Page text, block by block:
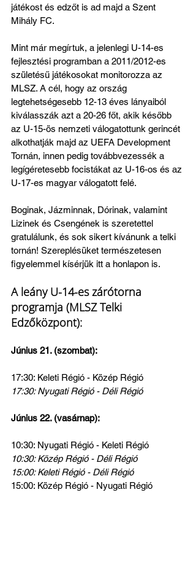
játékost és edzőt is ad majd a Szent
Mihály FC.
Mint már megírtuk, a jelenlegi U-14-es
fejlesztési programban a 2011/2012-es
születésű játékosokat monitorozza az
MLSZ. A cél, hogy az ország
legtehetségesebb 12-13 éves lányaiból
kiválasszák azt a 20-26 főt, akik később
az U-15-ös nemzeti válogatottunk gerincét
alkothatják majd az UEFA Development
Tornán, innen pedig továbbvezessék a
legígéretesebb focistákat az U-16-os és az
U-17-es magyar válogatott felé.
Boginak, Jázminnak, Dórinak, valamint
Lizinek és Csengének is szeretettel
gratulálunk, és sok sikert kívánunk a telki
tornán! Szereplésüket természetesen
figyelemmel kísérjük itt a honlapon is.
A leány U-14-es zárótorna
programja (MLSZ Telki
Edzőközpont):
Június 21. (szombat):
17:30: Keleti Régió - Közép Régió
17:30: Nyugati Régió - Déli Régió
Június 22. (vasárnap):
10:30: Nyugati Régió - Keleti Régió
10:30: Közép Régió - Déli Régió
15:00: Keleti Régió - Déli Régió
15:00: Közép Régió - Nyugati Régió